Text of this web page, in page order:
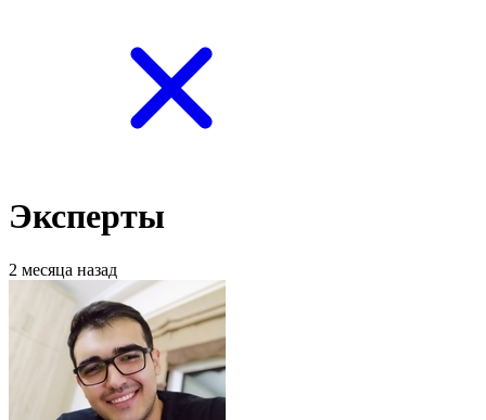
Эксперты
2 месяца назад